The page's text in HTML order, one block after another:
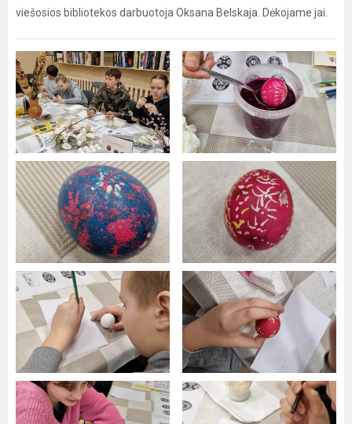
viešosios bibliotekos darbuotoja Oksana Belskaja. Dėkojame jai.